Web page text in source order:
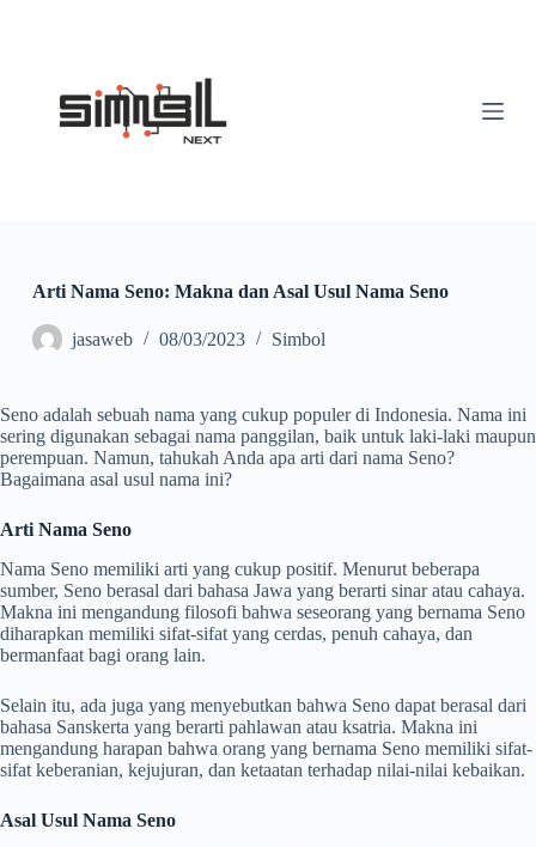
Arti Nama Seno: Makna dan Asal Usul Nama Seno
jasaweb 08/03/2023 Simbol
Seno adalah sebuah nama yang cukup populer di Indonesia. Nama ini
sering digunakan sebagai nama panggilan, baik untuk laki-laki maupun
perempuan. Namun, tahukah Anda apa arti dari nama Seno?
Bagaimana asal usul nama ini?
Arti Nama Seno
Nama Seno memiliki arti yang cukup positif. Menurut beberapa
sumber, Seno berasal dari bahasa Jawa yang berarti sinar atau cahaya.
Makna ini mengandung filosofi bahwa seseorang yang bernama Seno
diharapkan memiliki sifat-sifat yang cerdas, penuh cahaya, dan
bermanfaat bagi orang lain.
Selain itu, ada juga yang menyebutkan bahwa Seno dapat berasal dari
bahasa Sanskerta yang berarti pahlawan atau ksatria. Makna ini
mengandung harapan bahwa orang yang bernama Seno memiliki sifat-
sifat keberanian, kejujuran, dan ketaatan terhadap nilai-nilai kebaikan.
Asal Usul Nama Seno